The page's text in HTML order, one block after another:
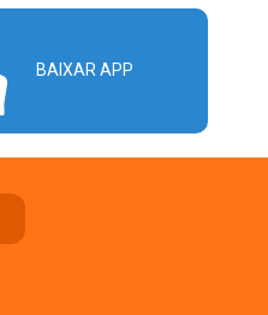
BAIXAR APP